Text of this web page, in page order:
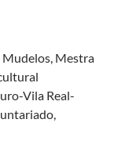
Mudelos, Mestra
Vila Real-